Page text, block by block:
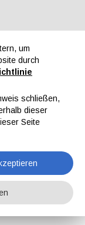
DE ES
um
durch
schließen,
dieser
Seite